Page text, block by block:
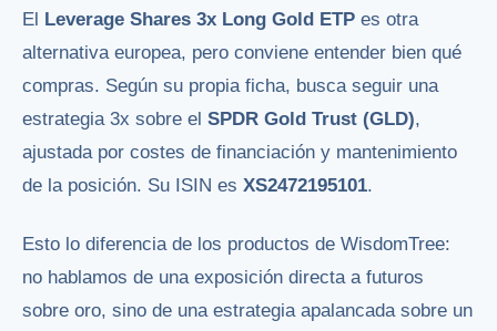
El Leverage Shares 3x Long Gold ETP es otra
alternativa europea, pero conviene entender bien qué
compras. Según su propia ficha, busca seguir una
estrategia 3x sobre el SPDR Gold Trust (GLD),
ajustada por costes de financiación y mantenimiento
de la posición. Su ISIN es XS2472195101.
Esto lo diferencia de los productos de WisdomTree:
no hablamos de una exposición directa a futuros
sobre oro, sino de una estrategia apalancada sobre un